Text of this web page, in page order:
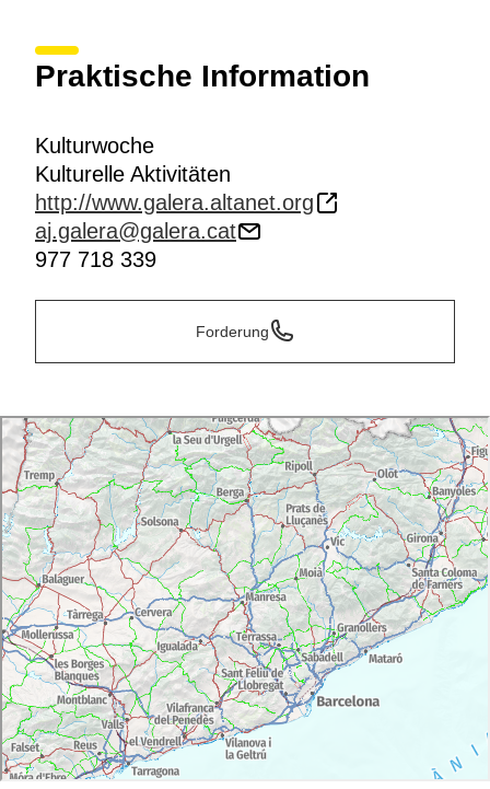
Praktische Information
Kulturwoche
Kulturelle Aktivitäten
http://www.galera.altanet.org
aj.galera@galera.cat
977 718 339
Forderung